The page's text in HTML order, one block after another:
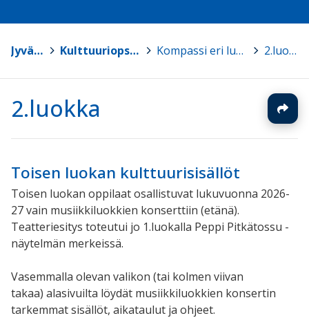
Jyväskylä > Kulttuuriops Kompassi > Kompassi eri luokkatasoilla > 2.luokka
2.luokka
Toisen luokan kulttuurisisällöt
Toisen luokan oppilaat osallistuvat lukuvuonna 2026-
27 vain musiikkiluokkien konserttiin (etänä).
Teatteriesitys toteutui jo 1.luokalla Peppi Pitkätossu -
näytelmän merkeissä.
Vasemmalla olevan valikon (tai kolmen viivan
takaa) alasivuilta löydät musiikkiluokkien konsertin
tarkemmat sisällöt, aikataulut ja ohjeet.